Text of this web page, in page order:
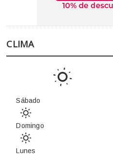
CLIMA
Sábado
Domingo
Lunes